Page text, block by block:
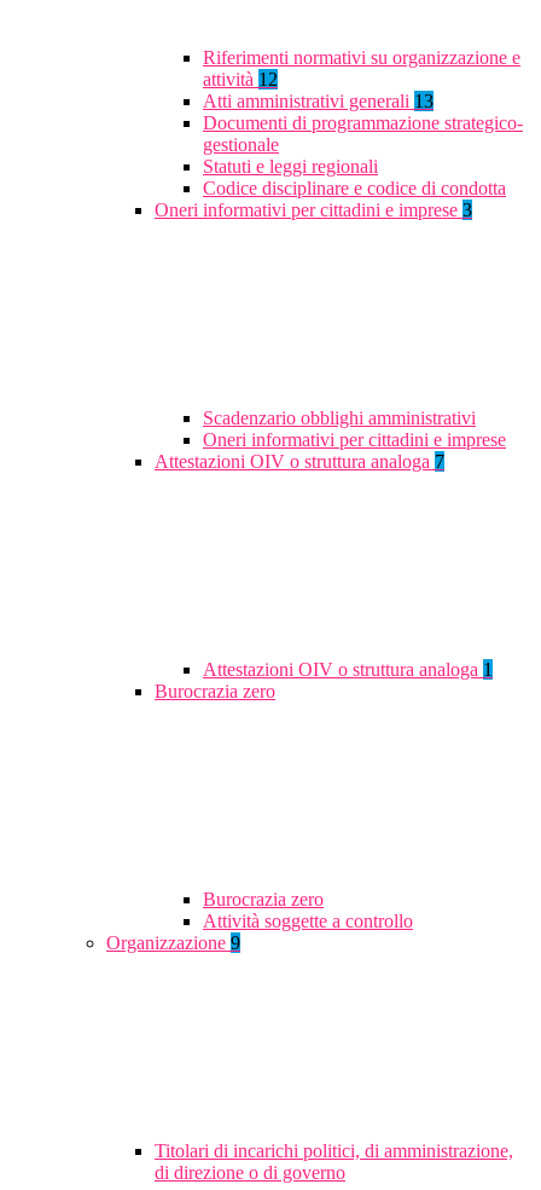
Riferimenti normativi su organizzazione e
attività 12
Atti amministrativi generali 13
Documenti di programmazione strategico-
gestionale
Statuti e leggi regionali
Codice disciplinare e codice di condotta
Oneri informativi per cittadini e imprese 3
Scadenzario obblighi amministrativi
Oneri informativi per cittadini e imprese
Attestazioni OIV o struttura analoga 7
Attestazioni OIV o struttura analoga 1
Burocrazia zero
Burocrazia zero
Attività soggette a controllo
Organizzazione 9
Titolari di incarichi politici, di amministrazione,
di direzione o di governo